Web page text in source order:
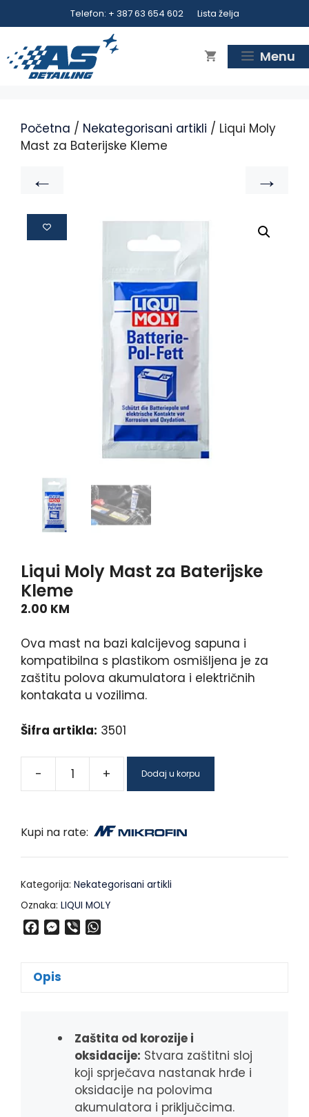
Telefon: + 387 63 654 602 Lista želja
Menu
Početna / Nekategorisani artikli / Liqui Moly
Mast za Baterijske Kleme
← →
Liqui Moly Mast za Baterijske
Kleme
2.00 KM
Ova mast na bazi kalcijevog sapuna i
kompatibilna s plastikom osmišljena je za
zaštitu polova akumulatora i električnih
kontakata u vozilima.
Šifra artikla: 3501
- + Dodaj u korpu
Kupi na rate:
Kategorija: Nekategorisani artikli
Oznaka: LIQUI MOLY
e
b
M
s
e
p
Opis
Zaštita od korozije i
oksidacije: Stvara zaštitni sloj
koji sprječava nastanak hrđe i
oksidacije na polovima
akumulatora i priključcima.